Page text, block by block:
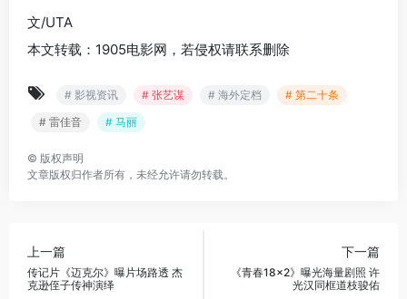
文/UTA
本文转载：1905电影网，若侵权请联系删除
# 影视资讯 # 张艺谋 # 海外定档
# 第二十条
# 雷佳音
# 马丽
© 版权声明
文章版权归作者所有，未经允许请勿转载。
上一篇
传记片《迈克尔》曝片场路透 杰
克逊侄子传神演绎
下一篇
《青春18×2》曝光海量剧照 许
光汉同框道枝骏佑